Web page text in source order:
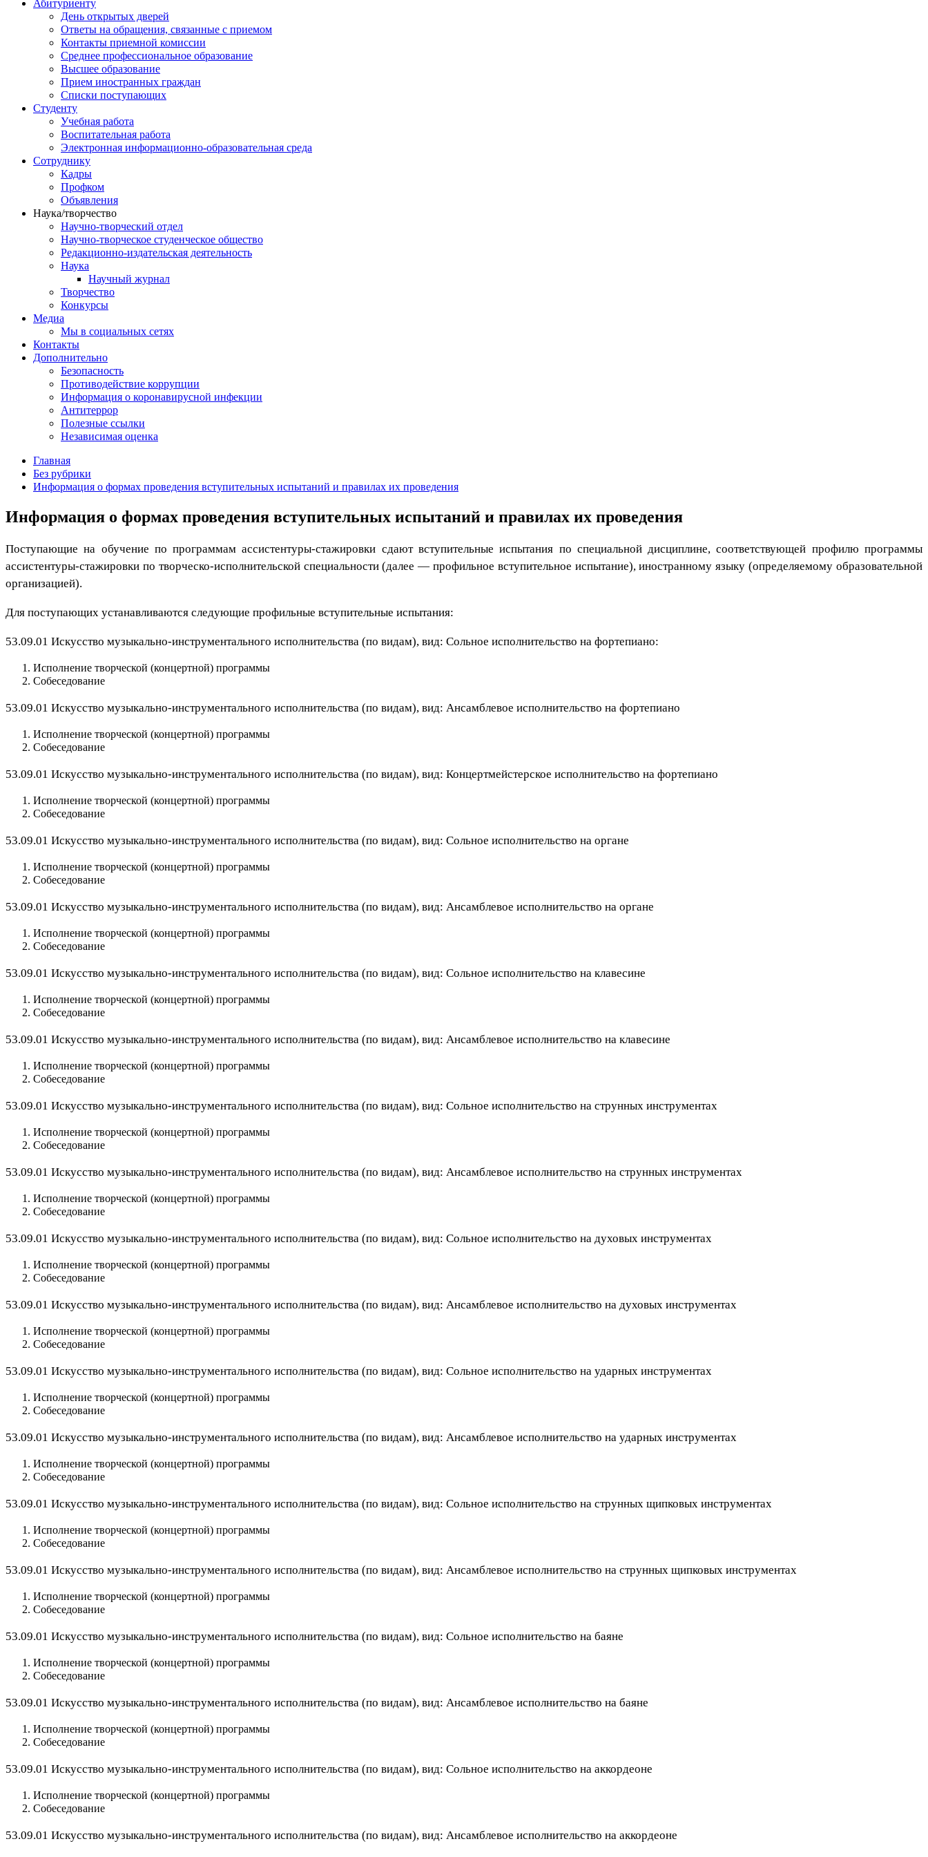
Абитуриенту
День открытых дверей
Ответы на обращения, связанные с приемом
Контакты приемной комиссии
Среднее профессиональное образование
Высшее образование
Прием иностранных граждан
Списки поступающих
Студенту
Учебная работа
Воспитательная работа
Электронная информационно-образовательная среда
Сотруднику
Кадры
Профком
Объявления
Наука/творчество
Научно-творческий отдел
Научно-творческое студенческое общество
Редакционно-издательская деятельность
Наука
Научный журнал
Творчество
Конкурсы
Медиа
Мы в социальных сетях
Контакты
Дополнительно
Безопасность
Противодействие коррупции
Информация о коронавирусной инфекции
Антитеррор
Полезные ссылки
Независимая оценка
Главная
Без рубрики
Информация о формах проведения вступительных испытаний и правилах их проведения
Информация о формах проведения вступительных испытаний и правилах их проведения
Поступающие на обучение по программам ассистентуры-стажировки сдают вступительные испытания по специальной дисциплине, соответствующей профилю программы
ассистентуры-стажировки по творческо-исполнительской специальности (далее — профильное вступительное испытание), иностранному языку (определяемому образовательной
организацией).
Для поступающих устанавливаются следующие профильные вступительные испытания:
53.09.01 Искусство музыкально-инструментального исполнительства (по видам), вид: Сольное исполнительство на фортепиано:
Исполнение творческой (концертной) программы
Собеседование
53.09.01 Искусство музыкально-инструментального исполнительства (по видам), вид: Ансамблевое исполнительство на фортепиано
Исполнение творческой (концертной) программы
Собеседование
53.09.01 Искусство музыкально-инструментального исполнительства (по видам), вид: Концертмейстерское исполнительство на фортепиано
Исполнение творческой (концертной) программы
Собеседование
53.09.01 Искусство музыкально-инструментального исполнительства (по видам), вид: Сольное исполнительство на органе
Исполнение творческой (концертной) программы
Собеседование
53.09.01 Искусство музыкально-инструментального исполнительства (по видам), вид: Ансамблевое исполнительство на органе
Исполнение творческой (концертной) программы
Собеседование
53.09.01 Искусство музыкально-инструментального исполнительства (по видам), вид: Сольное исполнительство на клавесине
Исполнение творческой (концертной) программы
Собеседование
53.09.01 Искусство музыкально-инструментального исполнительства (по видам), вид: Ансамблевое исполнительство на клавесине
Исполнение творческой (концертной) программы
Собеседование
53.09.01 Искусство музыкально-инструментального исполнительства (по видам), вид: Сольное исполнительство на струнных инструментах
Исполнение творческой (концертной) программы
Собеседование
53.09.01 Искусство музыкально-инструментального исполнительства (по видам), вид: Ансамблевое исполнительство на струнных инструментах
Исполнение творческой (концертной) программы
Собеседование
53.09.01 Искусство музыкально-инструментального исполнительства (по видам), вид: Сольное исполнительство на духовых инструментах
Исполнение творческой (концертной) программы
Собеседование
53.09.01 Искусство музыкально-инструментального исполнительства (по видам), вид: Ансамблевое исполнительство на духовых инструментах
Исполнение творческой (концертной) программы
Собеседование
53.09.01 Искусство музыкально-инструментального исполнительства (по видам), вид: Сольное исполнительство на ударных инструментах
Исполнение творческой (концертной) программы
Собеседование
53.09.01 Искусство музыкально-инструментального исполнительства (по видам), вид: Ансамблевое исполнительство на ударных инструментах
Исполнение творческой (концертной) программы
Собеседование
53.09.01 Искусство музыкально-инструментального исполнительства (по видам), вид: Сольное исполнительство на струнных щипковых инструментах
Исполнение творческой (концертной) программы
Собеседование
53.09.01 Искусство музыкально-инструментального исполнительства (по видам), вид: Ансамблевое исполнительство на струнных щипковых инструментах
Исполнение творческой (концертной) программы
Собеседование
53.09.01 Искусство музыкально-инструментального исполнительства (по видам), вид: Сольное исполнительство на баяне
Исполнение творческой (концертной) программы
Собеседование
53.09.01 Искусство музыкально-инструментального исполнительства (по видам), вид: Ансамблевое исполнительство на баяне
Исполнение творческой (концертной) программы
Собеседование
53.09.01 Искусство музыкально-инструментального исполнительства (по видам), вид: Сольное исполнительство на аккордеоне
Исполнение творческой (концертной) программы
Собеседование
53.09.01 Искусство музыкально-инструментального исполнительства (по видам), вид: Ансамблевое исполнительство на аккордеоне